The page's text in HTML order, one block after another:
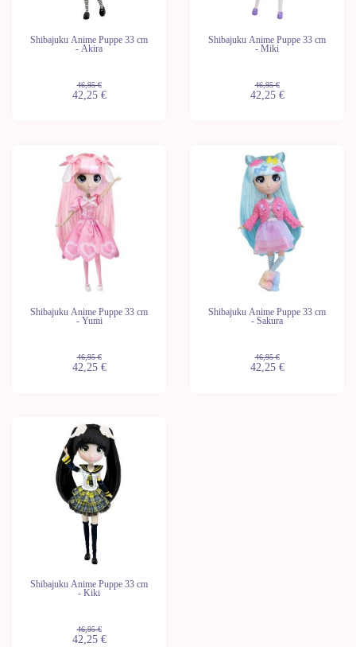
Shibajuku Anime Puppe 33 cm
- Akira
46,95 €
42,25 €
Shibajuku Anime Puppe 33 cm
- Miki
46,95 €
42,25 €
Shibajuku Anime Puppe 33 cm
- Yumi
46,95 €
42,25 €
Shibajuku Anime Puppe 33 cm
- Sakura
46,95 €
42,25 €
Shibajuku Anime Puppe 33 cm
- Kiki
46,95 €
42,25 €